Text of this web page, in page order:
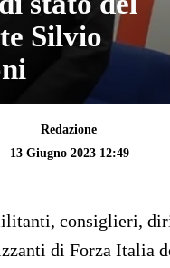
Silvio
Redazione
13 Giugno 2023 12:49
consiglieri,
di Forza Italia